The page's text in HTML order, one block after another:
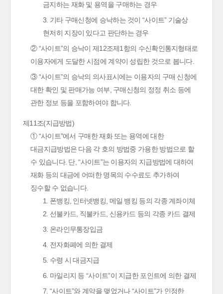
금지하는 재화 및 용역을 구매하는 경우
3. 기타 구매신청에 승낙하는 것이 “사이트” 기술상
현저히 지장이 있다고 판단하는 경우
② “사이트”의 승낙이 제12조제1항의 수신확인통지형태로
이용자에게 도달한 시점에 계약이 성립한 것으로 봅니다.
③ “사이트”의 승낙의 의사표시에는 이용자의 구매 신청에
대한 확인 및 판매가능 여부, 구매신청의 정정 취소 등에
관한 정보 등을 포함하여야 합니다.
제11조(지급방법)
① “사이트”에서 구매한 재화 또는 용역에 대한
대금지급방법은 다음 각 호의 방법중 가용한 방법으로 할
수 있습니다. 단, “사이트”는 이용자의 지급방법에 대하여
재화 등의 대금에 어떠한 명목의 수수료도 추가하여
징수할 수 없습니다.
1. 폰뱅킹, 인터넷뱅킹, 메일 뱅킹 등의 각종 계좌이체
2. 선불카드, 직불카드, 신용카드 등의 각종 카드 결제
3. 온라인무통장입금
4. 전자화폐에 의한 결제
5. 수령 시 대금지급
6. 마일리지 등 “사이트”이 지급한 포인트에 의한 결제
7. “사이트”와 계약을 맺었거나 “사이트”가 인정한